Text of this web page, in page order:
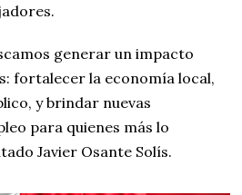
generar un impacto
fortalecer la economía local,
y brindar nuevas
para quienes más lo
Javier Osante Solís.